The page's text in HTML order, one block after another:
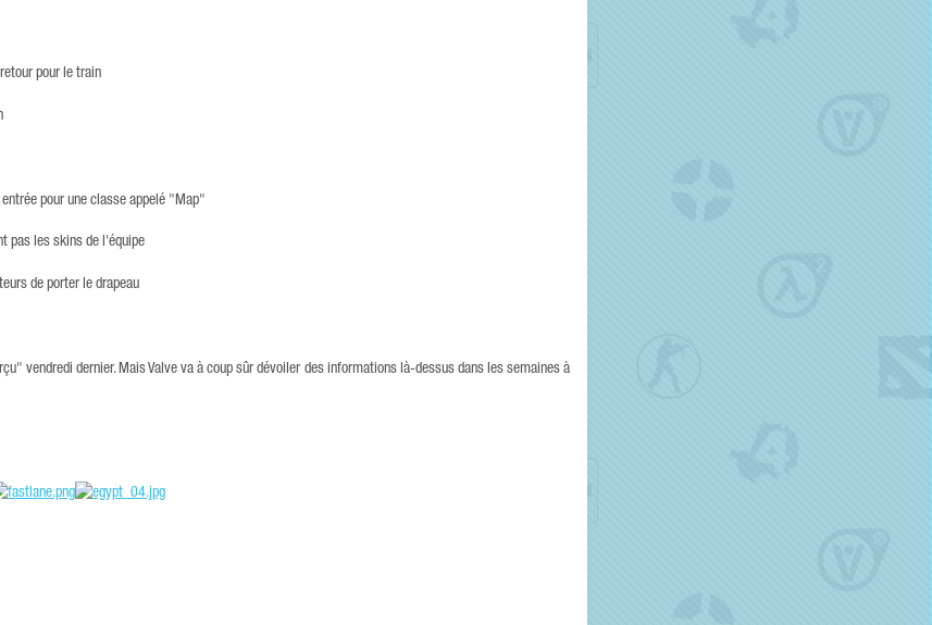
pour le train
pour une classe appelé "Map"
pas les skins de l'équipe
de porter le drapeau
vendredi dernier. Mais Valve va à coup sûr dévoiler des informations là-dessus dans les semaines à